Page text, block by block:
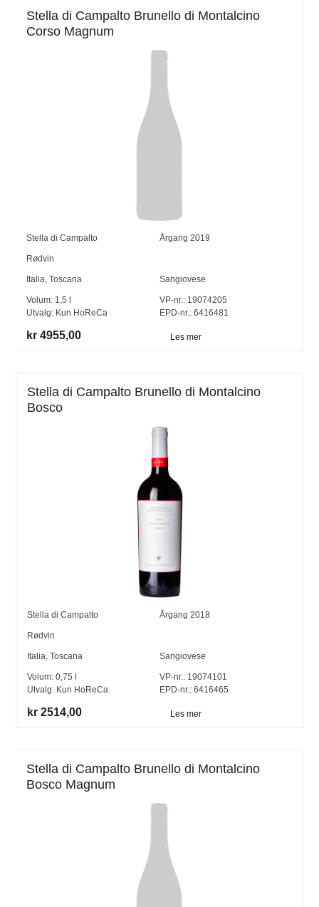
Stella di Campalto Brunello di Montalcino
Corso Magnum
Stella di Campalto Årgang 2019
Rødvin
Italia ,Toscana Sangiovese
Volum: 1,5 l
Utvalg: Kun HoReCa
VP-nr.:19074205
EPD-nr.: 6416481
kr 4955,00 Les mer
Stella di Campalto Brunello di Montalcino
Bosco
Stella di Campalto Årgang 2018
Rødvin
Italia ,Toscana Sangiovese
Volum:0,75 l
Utvalg: Kun HoReCa
VP-nr.: 19074101
EPD-nr.: 6416465
kr 2514,00 Les mer
Stella di Campalto Brunello di Montalcino
Bosco Magnum